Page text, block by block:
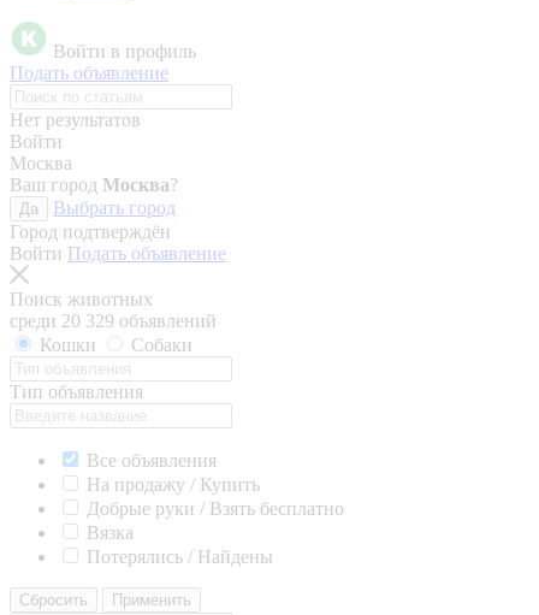
Войти в профиль
Подать объявление
Нет результатов
Войти
Москва
Ваш город Москва?
Да
Выбрать город
Город подтверждён
Войти Подать объявление
Поиск животных
среди 20 329 объявлений
Кошки
Собаки
Тип объявления
Все объявления
На продажу / Купить
Добрые руки / Взять бесплатно
Вязка
Потерялись / Найдены
Сбросить Применить